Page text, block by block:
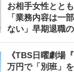
お相手女性とと
「業務内容は一
ない」早期退職
《TBS日曜劇場
万円で「別班」